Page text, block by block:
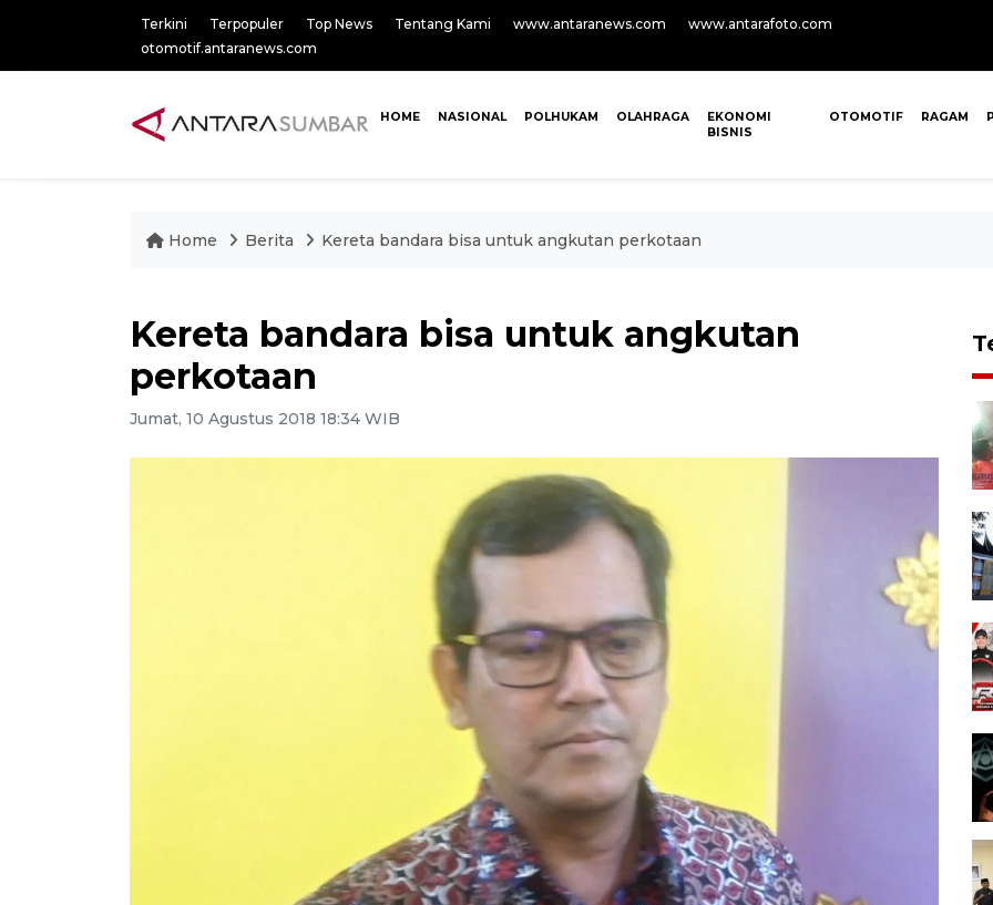
Terkini Terpopuler Top News Tentang Kami www.antaranews.com
www.antarafoto.com
otomotif.antaranews.com
HOME NASIONAL POLHUKAM OLAHRAGA
EKONOMI
BISNIS
OTOMOTIF RAGAM
Home Berita Kereta bandara bisa untuk angkutan perkotaan
Kereta bandara bisa untuk angkutan
perkotaan
Jumat, 10 Agustus 2018 18:34 WIB